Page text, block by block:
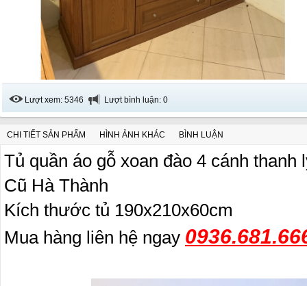
Lượt xem: 5346 Lượt bình luận: 0
CHI TIẾT SẢN PHẨM HÌNH ẢNH KHÁC BÌNH LUẬN
Tủ quần áo gỗ xoan đào 4 cánh
Cũ Hà Thành
Kích thước tủ 190x210x60cm
Mua hàng liên hệ ngay